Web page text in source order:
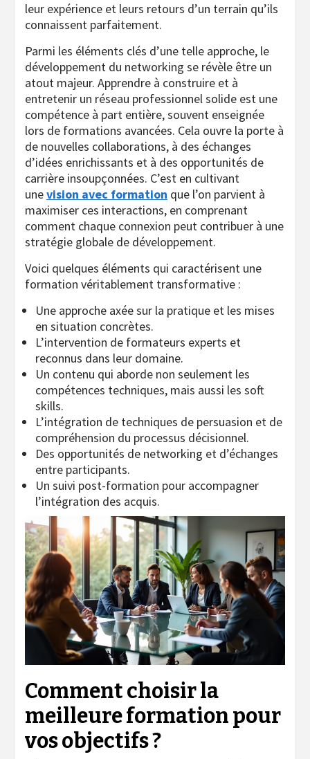
leur expérience et leurs retours d’un terrain qu’ils
connaissent parfaitement.
Parmi les éléments clés d’une telle approche, le
développement du networking se révèle être un
atout majeur. Apprendre à construire et à
entretenir un réseau professionnel solide est une
compétence à part entière, souvent enseignée
lors de formations avancées. Cela ouvre la porte à
de nouvelles collaborations, à des échanges
d’idées enrichissants et à des opportunités de
carrière insoupçonnées. C’est en cultivant
unevision avec formation que l’on parvient à
maximiser ces interactions, en comprenant
comment chaque connexion peut contribuer à une
stratégie globale de développement.
Voici quelques éléments qui caractérisent une
formation véritablement transformative :
Une approche axée sur la pratique et les mises
en situation concrètes.
L’intervention de formateurs experts et
reconnus dans leur domaine.
Un contenu qui aborde non seulement les
compétences techniques, mais aussi les soft
skills.
L’intégration de techniques de persuasion et de
compréhension du processus décisionnel.
Des opportunités de networking et d’échanges
entre participants.
Un suivi post-formation pour accompagner
l’intégration des acquis.
Comment choisir la
meilleure formation pour
vos objectifs ?